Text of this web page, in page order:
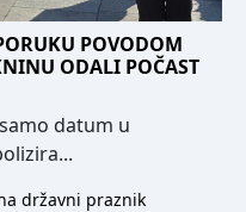
POVODOM
ODALI POČAST
datum u
državni praznik